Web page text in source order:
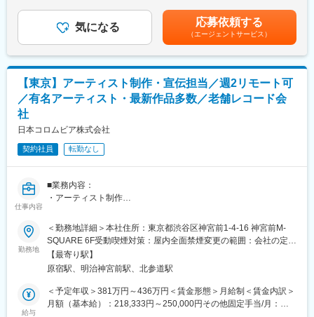
ーです。創業10年にして世界15カ国・地域に拠点を展開。社員数
は2,300名を超え、東京オフィスには約600名の社員が在籍してい
ます。現在、D2C領域のものづくり、EC構築、物流、マーケティ
ング、DX支援、越境展開支援までワンストップのITソリューショ
ンを提供しており、2023年3月には東証グロース市場にてIPOを実
現。2025年度には過去最高となる573億円の売上を達成し、2027
年売上目標は1050億円を発表している、アジアNo.1を目指すグロ
ーバルメガベンチャーです。
変更の範囲：会社の定める業務
に発生しません。
■業務詳細
・動画公開日までのスケジュール調整・管理
・社内チャットツールを用いた制作依頼・進捗管理・各種調整業
・タレントマネージャーや社内各部署との連携・協議
資料・ナレッジの整備/など）
週2リモート※入社して慣れるまでは基本出社となります。
※業務内容によっては週3，4日もできるタイミングもあります。
■会社概要
カバー株式会社は、世界最大級のVTuber事務所「ホロライブプロ
ダクション」の運営をはじめ、世界で通用する新しいバーチャル
ンターテインメント企業です。
当社が運営するVTuber事務所「ホロライブプロダクション」は、
ル・経験・能力を考慮の上、当社規定により優遇致します※賞与年
2回（業績連動）賃金はあくまでも目安の金額であり、選考を通じ
て上下する可能性があります。月給(月額)は固定手当を含めた表記
です。
気になる 応募依頼する
（エージェントサービス）
【東京】アーティスト制作・宣伝担当／週2リモート可
／有名アーティスト・最新作品多数／老舗レコード会
社
日本コロムビア株式会社
契約社員 転勤なし
仕事内容
■業務内容：
・アーティスト制作
・アーティスト宣伝
リリースに関する宣伝プランニング
ビジュアルコンテンツ（ミュージックビデオ・ジャケット等）
の企画提案およびディレクション
■同社について
日本初のレコード会社。
AIファーストで創り出す次世代型クリエイティブプロデュースカ
勤務地
＜勤務地詳細＞本社住所：東京都渋谷区神宮前1-4-16 神宮前M-
SQUARE 6F受動喫煙対策：屋内全面禁煙変更の範囲：会社の定め
る事業所（リモートワーク含む）
【最寄り駅】
原宿駅、明治神宮前駅、北参道駅
給与
＜予定年収＞381万円～436万円＜賃金形態＞月給制＜賃金内訳＞
月額（基本給）：218,333円～250,000円その他固定手当/月：